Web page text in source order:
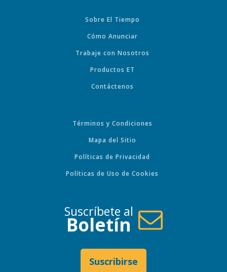
Sobre El Tiempo
Cómo Anunciar
Trabaje con Nosotros
Productos ET
Contáctenos
Términos y Condiciones
Mapa del Sitio
Políticas de Privacidad
Políticas de Uso de Cookies
Suscríbete al
Boletín
Suscribirse